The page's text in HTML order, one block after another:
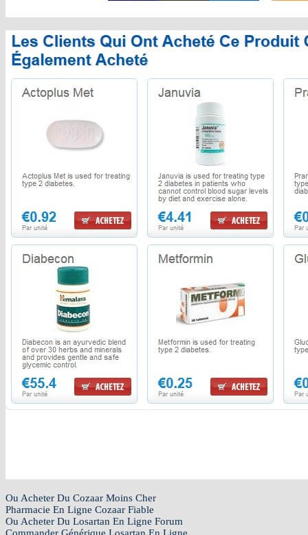
Ou Acheter Du Cozaar Moins Cher
Pharmacie En Ligne Cozaar Fiable
Ou Acheter Du Losartan En Ligne Forum